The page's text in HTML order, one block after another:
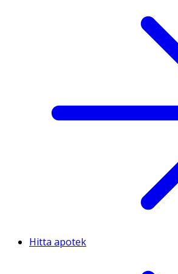
Hitta apotek